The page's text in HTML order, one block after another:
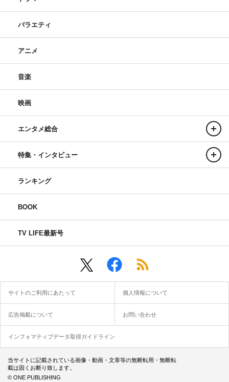
バラエティ
アニメ
音楽
映画
エンタメ総合
特集・インタビュー
ランキング
BOOK
TV LIFE最新号
サイトのご利用にあたって 個人情報について
広告掲載について お問い合わせ
インフォマティブデータ取得ガイドライン
当サイトに記載されている画像・動画・文章等の無断転用・無断転
載は固くお断り致します。
© ONE PUBLISHING